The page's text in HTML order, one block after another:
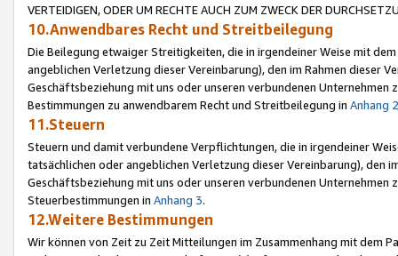
VERTEIDIGEN, ODER UM RECHTE AUCH ZUM ZWECK DER
10.Anwendbares Recht und Streitbeilegung
Die Beilegung etwaiger Streitigkeiten, die in irgendeiner Weise mit
angeblichen Verletzung dieser Vereinbarung), den im Rahmen dieser
Geschäftsbeziehung mit uns oder unseren verbundenen
Bestimmungen zu anwendbarem Recht und Streitbeilegung in Anhang 2
11.Steuern
Steuern und damit verbundene Verpflichtungen, die in irgendeiner
tatsächlichen oder angeblichen Verletzung dieser Vereinbarung), den
Geschäftsbeziehung mit uns oder unseren verbundenen
Steuerbestimmungen in Anhang 3.
12.Weitere Bestimmungen
Wir können von Zeit zu Zeit Mitteilungen im Zusammenhang mit dem